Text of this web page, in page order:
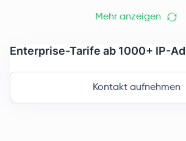
Mehr anzeigen
Enterprise-Tarife ab 1000+ IP-
Kontakt aufnehmen